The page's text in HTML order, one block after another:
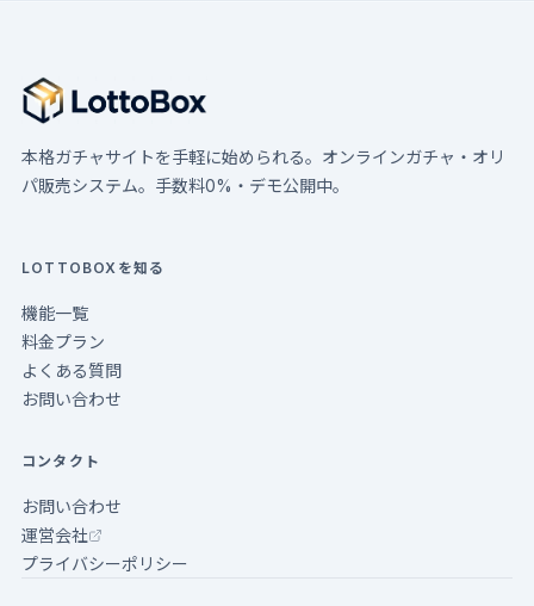
本格ガチャサイトを手軽に始められる。オンラインガチャ・オリ
パ販売システム。手数料0%・デモ公開中。
LOTTOBOXを知る
機能一覧
料金プラン
よくある質問
お問い合わせ
コンタクト
お問い合わせ
運営会社
プライバシーポリシー